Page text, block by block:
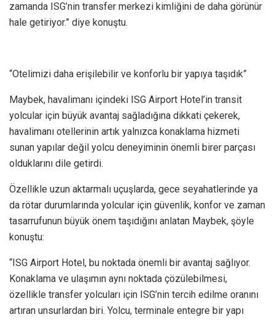
zamanda ISG’nin transfer merkezi kimliğini de daha görünür
hale getiriyor.” diye konuştu.
“Otelimizi daha erişilebilir ve konforlu bir yapıya taşıdık”
Maybek, havalimanı içindeki ISG Airport Hotel’in transit
yolcular için büyük avantaj sağladığına dikkati çekerek,
havalimanı otellerinin artık yalnızca konaklama hizmeti
sunan yapılar değil yolcu deneyiminin önemli birer parçası
olduklarını dile getirdi.
Özellikle uzun aktarmalı uçuşlarda, gece seyahatlerinde ya
da rötar durumlarında yolcular için güvenlik, konfor ve zaman
tasarrufunun büyük önem taşıdığını anlatan Maybek, şöyle
konuştu:
“ISG Airport Hotel, bu noktada önemli bir avantaj sağlıyor.
Konaklama ve ulaşımın aynı noktada çözülebilmesi,
özellikle transfer yolcuları için ISG’nin tercih edilme oranını
artıran unsurlardan biri. Yolcu, terminale entegre bir yapı